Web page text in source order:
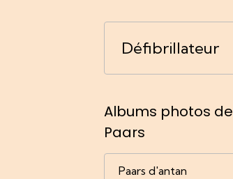
Défibrillateur
Albums photos de
Paars
Paars d'antan